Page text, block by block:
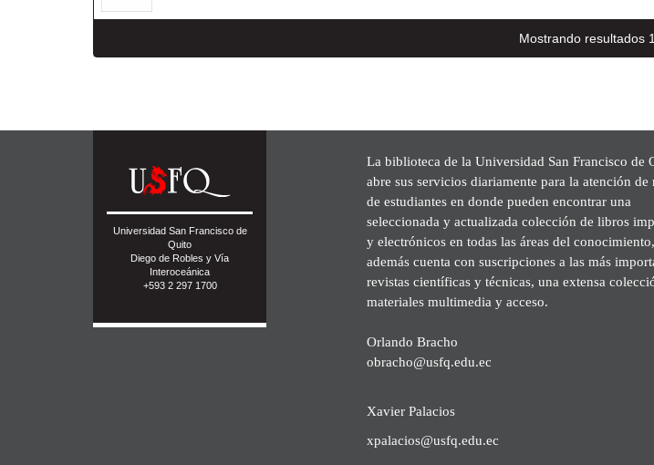
Mostrando resultados
Universidad San Francisco de
Quito
Diego de Robles y Vía
Interoceánica
+593 2 297 1700
La biblioteca de la Universidad San Francisco de
abre sus servicios diariamente para la atención de
de estudiantes en donde pueden encontrar una
seleccionada y actualizada colección de libros
y electrónicos en todas las áreas del conocimiento,
además cuenta con suscripciones a las más
revistas científicas y técnicas, una extensa
materiales multimedia y acceso.
Orlando Bracho
obracho@usfq.edu.ec
Xavier Palacios
xpalacios@usfq.edu.ec